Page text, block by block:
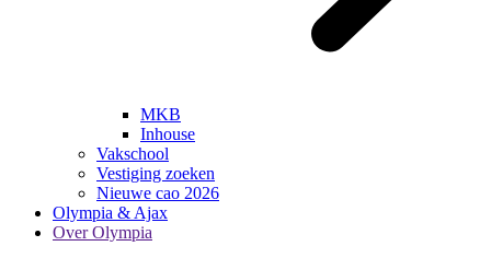
MKB
Inhouse
Vakschool
Vestiging zoeken
Nieuwe cao 2026
Olympia & Ajax
Over Olympia